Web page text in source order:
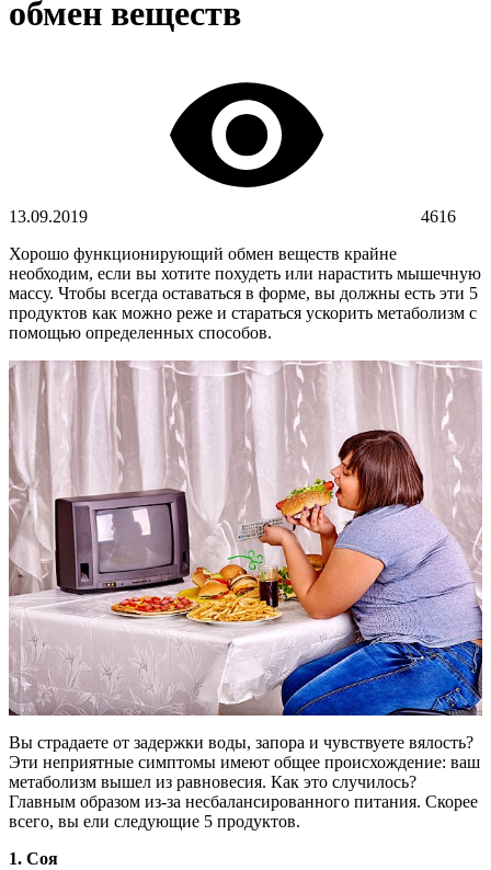
обмен веществ
13.09.2019
4616
Хорошо функционирующий обмен веществ крайне
необходим, если вы хотите похудеть или нарастить мышечную
массу. Чтобы всегда оставаться в форме, вы должны есть эти 5
продуктов как можно реже и стараться ускорить метаболизм с
помощью определенных способов.
Вы страдаете от задержки воды, запора и чувствуете вялость?
Эти неприятные симптомы имеют общее происхождение: ваш
метаболизм вышел из равновесия. Как это случилось?
Главным образом из-за несбалансированного питания. Скорее
всего, вы ели следующие 5 продуктов.
1. Соя